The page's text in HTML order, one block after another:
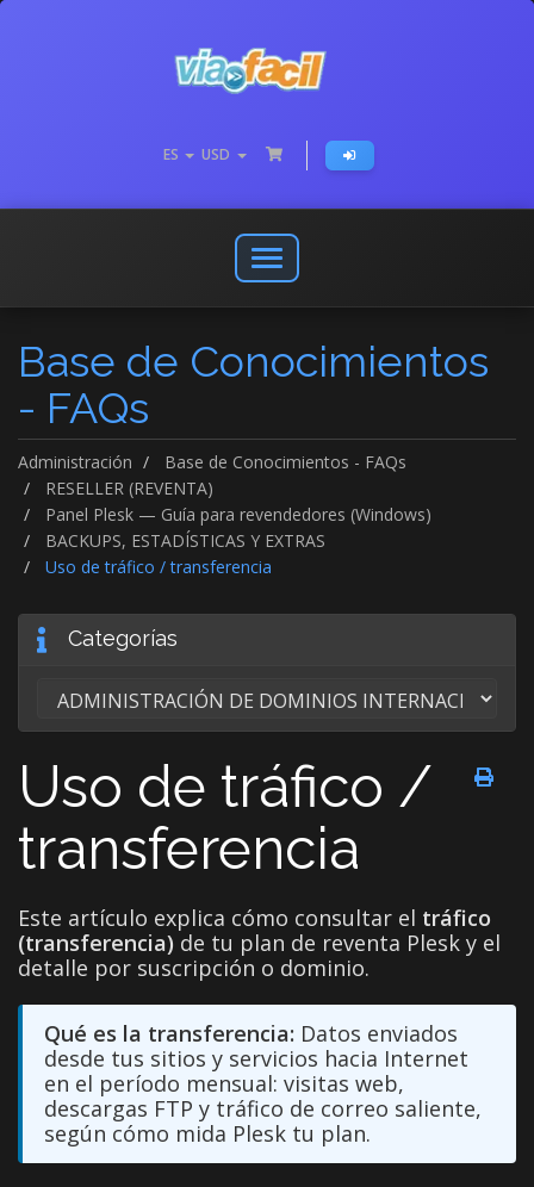
ES USD
Abrir
o
menú
de
Base de Conocimientos
- FAQs
Administración
Base de Conocimientos - FAQs
RESELLER (REVENTA)
Panel Plesk — Guía para revendedores (Windows)
BACKUPS, ESTADÍSTICAS Y EXTRAS
Uso de tráfico / transferencia
Categorías
Uso de tráfico /
transferencia
Este artículo explica cómo consultar el tráfico
(transferencia) de tu plan de reventa Plesk y el
detalle por suscripción o dominio.
Qué es la transferencia: Datos enviados
desde tus sitios y servicios hacia Internet
en el período mensual: visitas web,
descargas FTP y tráfico de correo saliente,
según cómo mida Plesk tu plan.